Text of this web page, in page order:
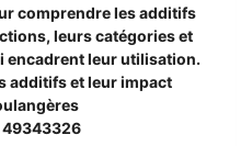
comprendre les additifs
leurs catégories et
encadrent leur utilisation.
additifs et leur impact
49343326